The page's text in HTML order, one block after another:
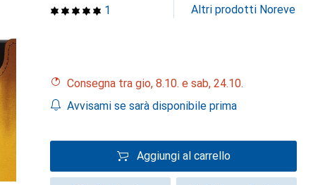
1 Altri prodotti Noreve
Consegna tra gio, 8.10. e sab, 24.10.
Avvisami se sarà disponibile prima
Aggiungi al carrello